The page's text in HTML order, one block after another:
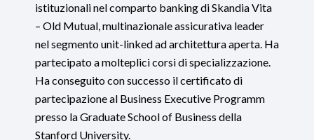
istituzionali nel comparto banking di Skandia Vita
– Old Mutual, multinazionale assicurativa leader
nel segmento unit-linked ad architettura aperta. Ha
partecipato a molteplici corsi di specializzazione.
Ha conseguito con successo il certificato di
partecipazione al Business Executive Programm
presso la Graduate School of Business della
Stanford University.